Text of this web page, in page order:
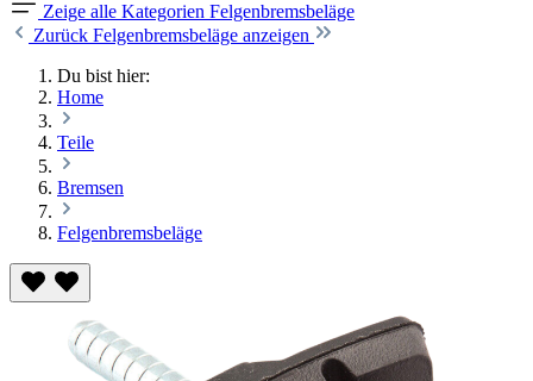
Zeige alle Kategorien Felgenbremsbeläge
Zurück Felgenbremsbeläge anzeigen
Du bist hier:
Home
Teile
Bremsen
Felgenbremsbeläge